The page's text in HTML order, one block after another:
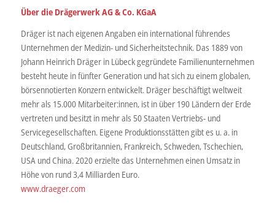
Über die Drägerwerk AG & Co. KGaA
Dräger ist nach eigenen Angaben ein international führendes
Unternehmen der Medizin- und Sicherheitstechnik. Das 1889 von
Johann Heinrich Dräger in Lübeck gegründete Familienunternehmen
besteht heute in fünfter Generation und hat sich zu einem globalen,
börsennotierten Konzern entwickelt. Dräger beschäftigt weltweit
mehr als 15.000 Mitarbeiter:innen, ist in über 190 Ländern der Erde
vertreten und besitzt in mehr als 50 Staaten Vertriebs- und
Servicegesellschaften. Eigene Produktionsstätten gibt es u. a. in
Deutschland, Großbritannien, Frankreich, Schweden, Tschechien,
USA und China. 2020 erzielte das Unternehmen einen Umsatz in
Höhe von rund 3,4 Milliarden Euro.
www.draeger.com